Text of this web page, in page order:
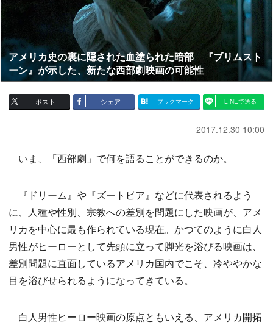
アメリカ史の裏に隠された血塗られた暗部 『ブリムスト
ーン』が示した、新たな西部劇映画の可能性
ポスト シェア ブックマーク LINEで送る
2017.12.30 10:00
いま、「西部劇」で何を語ることができるのか。
『ドリーム』や『ズートピア』などに代表されるよう
に、人種や性別、宗教への差別を問題にした映画が、アメ
リカを中心に最も作られている現在。かつてのように白人
男性がヒーローとして先頭に立って脚光を浴びる映画は、
差別問題に直面しているアメリカ国内でこそ、冷ややかな
目を浴びせられるようになってきている。
白人男性ヒーロー映画の原点ともいえる、アメリカ開拓